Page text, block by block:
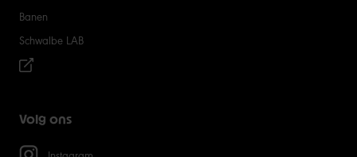
Banen
Schwalbe LAB
Volg ons